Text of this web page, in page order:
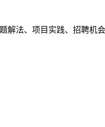
解法、项目实践、招聘机会